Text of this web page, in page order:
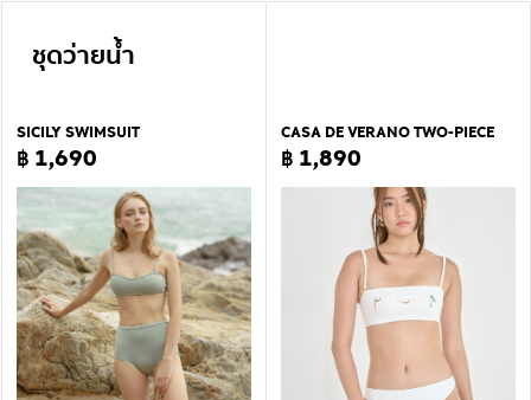
ชุดว่ายน้ำ
SICILY SWIMSUIT
฿ 1,690
CASA DE VERANO TWO-PIECE
฿ 1,890